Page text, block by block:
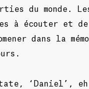
du monde.
à écouter et
dans la
‘Daniel’,